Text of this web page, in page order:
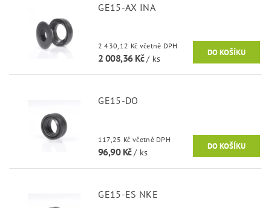
GE15-AX INA
2 430,12 Kč včetně DPH
2 008,36 Kč/ ks
GE15-DO
117,25 Kč včetně DPH
96,90 Kč/ ks
GE15-ES NKE